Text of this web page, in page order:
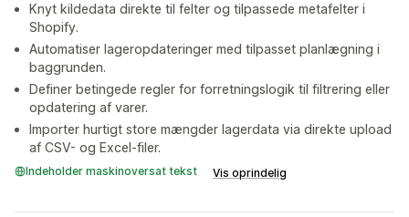
Knyt kildedata direkte til felter og tilpassede metafelter i
Shopify.
Automatiser lageropdateringer med tilpasset planlægning i
baggrunden.
Definer betingede regler for forretningslogik til filtrering eller
opdatering af varer.
Importer hurtigt store mængder lagerdata via direkte upload
af CSV- og Excel-filer.
Indeholder maskinoversat tekst Vis oprindelig